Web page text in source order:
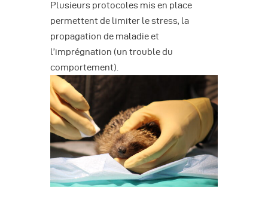
Plusieurs protocoles mis en place
permettent de limiter le stress, la
propagation de maladie et
l’imprégnation (un trouble du
comportement).